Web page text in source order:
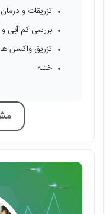
تزریقات و
بررسی کم آبی و
تزریق واکسن
ختنه